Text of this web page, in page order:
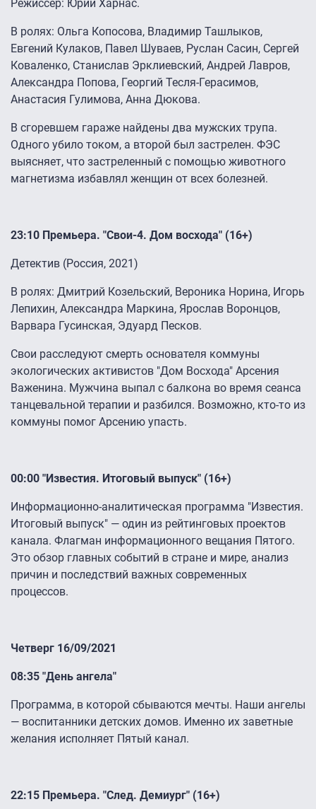
Режиссер: Юрий Харнас.
В ролях: Ольга Копосова, Владимир Ташлыков,
Евгений Кулаков, Павел Шуваев, Руслан Сасин, Сергей
Коваленко, Станислав Эрклиевский, Андрей Лавров,
Александра Попова, Георгий Тесля-Герасимов,
Анастасия Гулимова, Анна Дюкова.
В сгоревшем гараже найдены два мужских трупа.
Одного убило током, а второй был застрелен. ФЭС
выясняет, что застреленный с помощью животного
магнетизма избавлял женщин от всех болезней.
23:10 Премьера. "Свои-4. Дом восхода" (16+)
Детектив (Россия, 2021)
В ролях: Дмитрий Козельский, Вероника Норина, Игорь
Лепихин, Александра Маркина, Ярослав Воронцов,
Варвара Гусинская, Эдуард Песков.
Свои расследуют смерть основателя коммуны
экологических активистов "Дом Восхода" Арсения
Важенина. Мужчина выпал с балкона во время сеанса
танцевальной терапии и разбился. Возможно, кто-то из
коммуны помог Арсению упасть.
00:00 "Известия. Итоговый выпуск" (16+)
Информационно-аналитическая программа "Известия.
Итоговый выпуск" — один из рейтинговых проектов
канала. Флагман информационного вещания Пятого.
Это обзор главных событий в стране и мире, анализ
причин и последствий важных современных
процессов.
Четверг 16/09/2021
08:35 "День ангела"
Программа, в которой сбываются мечты. Наши ангелы
— воспитанники детских домов. Именно их заветные
желания исполняет Пятый канал.
22:15 Премьера. "След. Демиург" (16+)